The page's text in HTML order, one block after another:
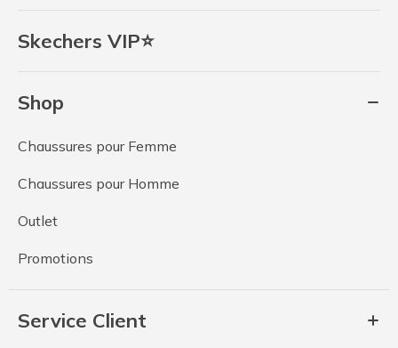
Skechers VIP⭐
Shop
Chaussures pour Femme
Chaussures pour Homme
Outlet
Promotions
Service Client